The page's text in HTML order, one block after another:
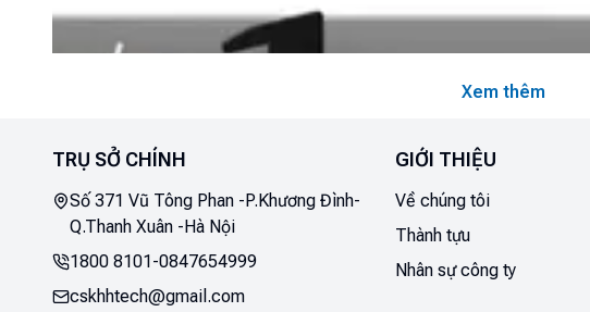
Xem thêm
TRỤ SỞ CHÍNH
Số 371 Vũ Tông Phan -P.Khương Đình-
Q.Thanh Xuân -Hà Nội
1800 8101-0847654999
cskhhtech@gmail.com
GIỚI THIỆU
Về chúng tôi
Thành tựu
Nhân sự công ty